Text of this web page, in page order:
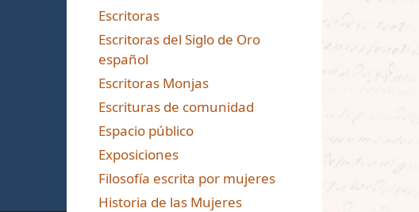
Escritoras
Escritoras del Siglo de Oro
español
Escritoras Monjas
Escrituras de comunidad
Espacio público
Exposiciones
Filosofía escrita por mujeres
Historia de las Mujeres